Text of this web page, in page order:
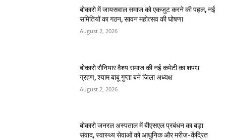
बोकारो में जायसवाल समाज को एकजुट करने की पहल, नई
समितियों का गठन, सावन महोत्सव की घोषणा
August 2, 2026
बोकारो रौनियार वैश्य समाज की नई कमेटी का शपथ
ग्रहण, श्याम बाबू गुप्ता बने जिला अध्यक्ष
August 2, 2026
बोकारो जनरल अस्पताल में बीएसएल प्रबंधन का बड़ा
संवाद, स्वास्थ्य सेवाओं को आधुनिक और मरीज-केंद्रित